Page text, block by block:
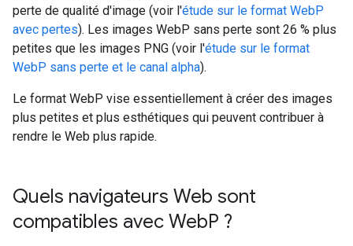
perte de qualité d'image (voir l'étude sur le format WebP
avec pertes). Les images WebP sans perte sont 26 % plus
petites que les images PNG (voir l'étude sur le format
WebP sans perte et le canal alpha).
Le format WebP vise essentiellement à créer des images
plus petites et plus esthétiques qui peuvent contribuer à
rendre le Web plus rapide.
Quels navigateurs Web sont
compatibles avec WebP ?